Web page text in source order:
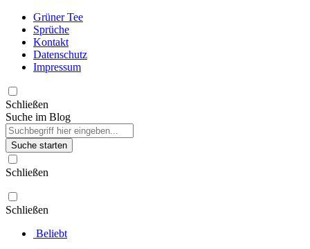
Grüner Tee
Sprüche
Kontakt
Datenschutz
Impressum
Schließen
Suche im Blog
Suche starten
Schließen
Schließen
Beliebt